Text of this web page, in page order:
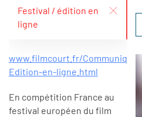
Festival / édition en
ligne
www.filmcourt.fr/Communique-
Edition-en-ligne.html
En compétition France au
festival européen du film